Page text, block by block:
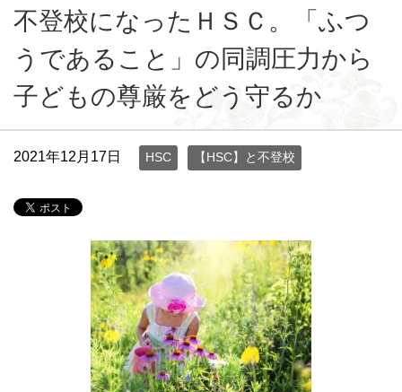
不登校になったＨＳＣ。「ふつ
うであること」の同調圧力から
子どもの尊厳をどう守るか
2021年12月17日 HSC 【HSC】と不登校